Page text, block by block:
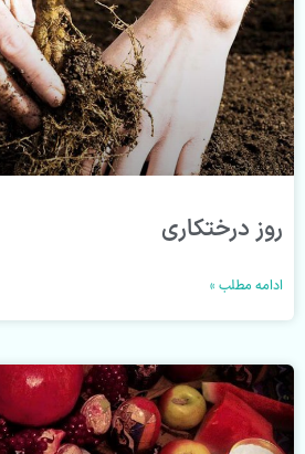
روز درختکاری
ادامه مطلب »